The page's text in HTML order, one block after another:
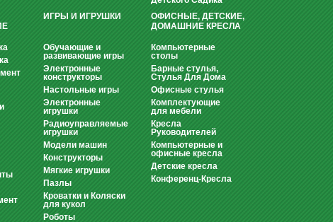
ИГРЫ И ИГРУШКИ
Обучающие и
развивающие игры
Электронные
конструкторы
Настольные игры
Электронные
игрушки
Радиоуправляемые
игрушки
Модели машин
Конструкторы
Мягкие игрушки
Пазлы
Кроватки и Коляски
для кукол
Роботы
ОФИСНЫЕ, ДЕТСКИЕ,
ДОМАШНИЕ КРЕСЛА
Компьютерные
столы
Барные стулья,
Стулья Для Дома
Офисные стулья
Комплектующие
для мебели
Кресла
Руководителей
Компьютерные и
офисные кресла
Детские кресла
Конференц-Кресла